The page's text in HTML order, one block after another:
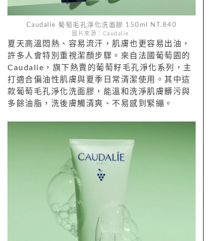
Caudalie 葡萄毛孔淨化洗面膠 150ml NT.840
圖片來源：Caudalie
夏天高溫悶熱、容易流汗，肌膚也更容易出油，
許多人會特別重視潔顏步驟。來自法國葡萄園的
Caudalie，旗下熱賣的葡萄籽毛孔淨化系列，主
打適合偏油性肌膚與夏季日常清潔使用。其中這
款葡萄毛孔淨化洗面膠，能溫和洗淨肌膚髒污與
多餘油脂，洗後膚觸清爽、不易感到緊繃。